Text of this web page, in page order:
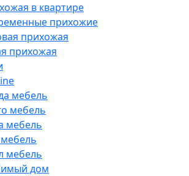
в квартире
прихожие
прихожая
прихожая
мебель
мебель
мебель
мебель
дом